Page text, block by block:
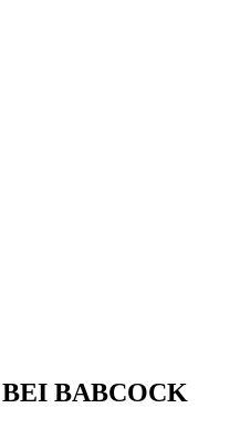
BABCOCK